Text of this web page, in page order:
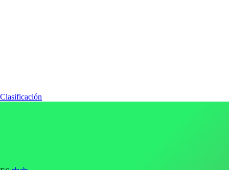
Clasificación